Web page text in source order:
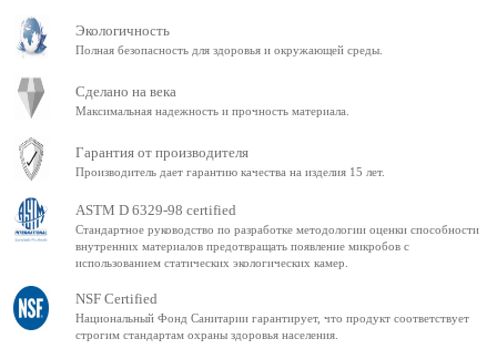
Экологичность
Полная безопасность для здоровья и окружающей среды.
Сделано на века
Максимальная надежность и прочность материала.
Гарантия от производителя
Производитель дает гарантию качества на изделия 15 лет.
ASTM D 6329-98 certified
Стандартное руководство по разработке методологии оценки способности
внутренних материалов предотвращать появление микробов с
использованием статических экологических камер.
NSF Certified
Национальный Фонд Санитарии гарантирует, что продукт соответствует
строгим стандартам охраны здоровья населения.